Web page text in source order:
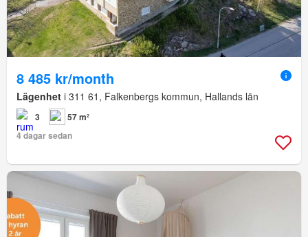
8 485 kr/month
Lägenhet i 311 61, Falkenbergs kommun, Hallands län
3
57 m²
4 dagar sedan